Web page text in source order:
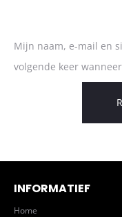
Mijn naam, e-mail en
volgende keer
INFORMATIEF
Home